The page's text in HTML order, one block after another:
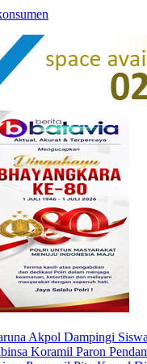
Akpol Dampingi
Koramil Paron